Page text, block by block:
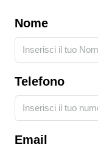
Nome
Telefono
Email